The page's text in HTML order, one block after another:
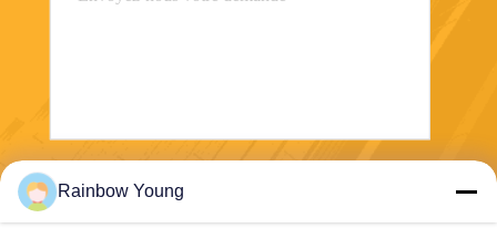
Rainbow Young